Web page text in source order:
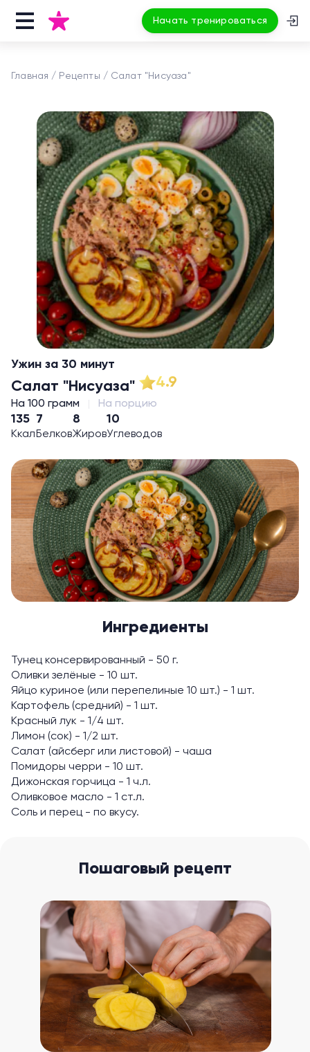
Начать тренироваться
Главная Рецепты Салат "Нисуаза"
Ужин за 30 минут
Салат "Нисуаза" 4.9
На 100 грамм На порцию
135
Ккал
7
Белков
8
Жиров
10
Углеводов
Ингредиенты
Тунец консервированный - 50 г.
Оливки зелёные - 10 шт.
Яйцо куриное (или перепелиные 10 шт.) - 1 шт.
Картофель (средний) - 1 шт.
Красный лук - 1/4 шт.
Лимон (сок) - 1/2 шт.
Салат (айсберг или листовой) - чаша
Помидоры черри - 10 шт.
Дижонская горчица - 1 ч.л.
Оливковое масло - 1 ст.л.
Соль и перец - по вкусу.
Пошаговый рецепт